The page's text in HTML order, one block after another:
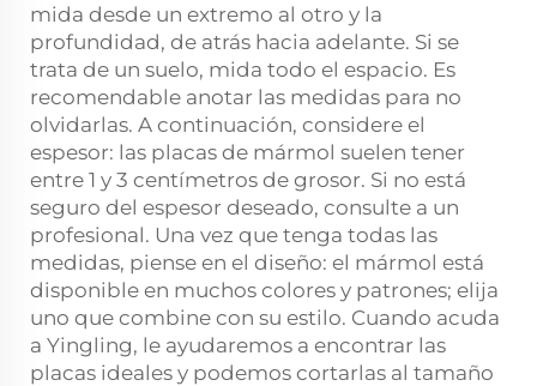
mida desde un extremo al otro y la
profundidad, de atrás hacia adelante. Si se
trata de un suelo, mida todo el espacio. Es
recomendable anotar las medidas para no
olvidarlas. A continuación, considere el
espesor: las placas de mármol suelen tener
entre 1 y 3 centímetros de grosor. Si no está
seguro del espesor deseado, consulte a un
profesional. Una vez que tenga todas las
medidas, piense en el diseño: el mármol está
disponible en muchos colores y patrones; elija
uno que combine con su estilo. Cuando acuda
a Yingling, le ayudaremos a encontrar las
placas ideales y podemos cortarlas al tamaño